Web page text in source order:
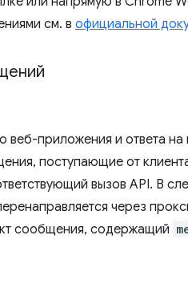
см. в официальной
приложения и ответа на
поступающие от
вызов API. В
через
сообщения, содержащий